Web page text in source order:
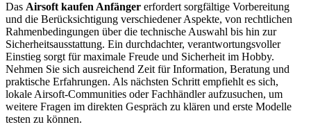
Das Airsoft kaufen Anfänger erfordert sorgfältige Vorbereitung
und die Berücksichtigung verschiedener Aspekte, von rechtlichen
Rahmenbedingungen über die technische Auswahl bis hin zur
Sicherheitsausstattung. Ein durchdachter, verantwortungsvoller
Einstieg sorgt für maximale Freude und Sicherheit im Hobby.
Nehmen Sie sich ausreichend Zeit für Information, Beratung und
praktische Erfahrungen. Als nächsten Schritt empfiehlt es sich,
lokale Airsoft-Communities oder Fachhändler aufzusuchen, um
weitere Fragen im direkten Gespräch zu klären und erste Modelle
testen zu können.